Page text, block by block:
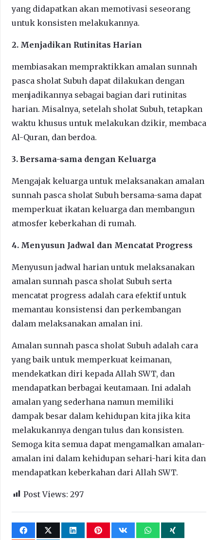
yang didapatkan akan memotivasi seseorang
untuk konsisten melakukannya.
2. Menjadikan Rutinitas Harian
membiasakan mempraktikkan amalan sunnah
pasca sholat Subuh dapat dilakukan dengan
menjadikannya sebagai bagian dari rutinitas
harian. Misalnya, setelah sholat Subuh, tetapkan
waktu khusus untuk melakukan dzikir, membaca
Al-Quran, dan berdoa.
3. Bersama-sama dengan Keluarga
Mengajak keluarga untuk melaksanakan amalan
sunnah pasca sholat Subuh bersama-sama dapat
memperkuat ikatan keluarga dan membangun
atmosfer keberkahan di rumah.
4. Menyusun Jadwal dan Mencatat Progress
Menyusun jadwal harian untuk melaksanakan
amalan sunnah pasca sholat Subuh serta
mencatat progress adalah cara efektif untuk
memantau konsistensi dan perkembangan
dalam melaksanakan amalan ini.
Amalan sunnah pasca sholat Subuh adalah cara
yang baik untuk memperkuat keimanan,
mendekatkan diri kepada Allah SWT, dan
mendapatkan berbagai keutamaan. Ini adalah
amalan yang sederhana namun memiliki
dampak besar dalam kehidupan kita jika kita
melakukannya dengan tulus dan konsisten.
Semoga kita semua dapat mengamalkan amalan-
amalan ini dalam kehidupan sehari-hari kita dan
mendapatkan keberkahan dari Allah SWT.
Post Views: 297